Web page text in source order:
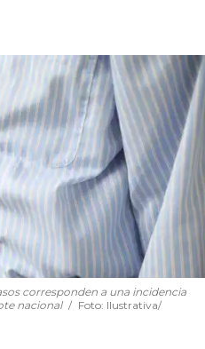
corresponden a una incidencia
nacional
Foto: Ilustrativa/